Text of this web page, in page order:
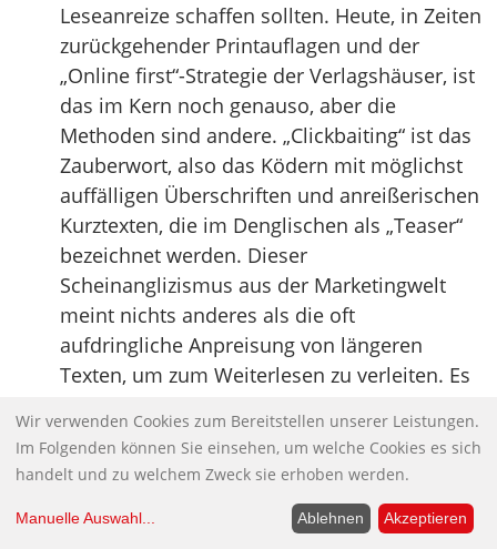
Leseanreize schaffen sollten. Heute, in Zeiten
zurückgehender Printauflagen und der
„Online first“-Strategie der Verlagshäuser, ist
das im Kern noch genauso, aber die
Methoden sind andere. „Clickbaiting“ ist das
Zauberwort, also das Ködern mit möglichst
auffälligen Überschriften und anreißerischen
Kurztexten, die im Denglischen als „Teaser“
bezeichnet werden. Dieser
Scheinanglizismus aus der Marketingwelt
meint nichts anderes als die oft
aufdringliche Anpreisung von längeren
Texten, um zum Weiterlesen zu verleiten. Es
im Endeffekt um den Verkaufserfolg in der
elektronischen Welt. Wie das erfolgreich zu
Journalistenschulen und journalistischen
Wir verwenden Cookies zum Bereitstellen unserer Leistungen.
Im Folgenden können Sie einsehen, um welche Cookies es sich
handelt und zu welchem Zweck sie erhoben werden.
Manuelle Auswahl... Ablehnen Akzeptieren